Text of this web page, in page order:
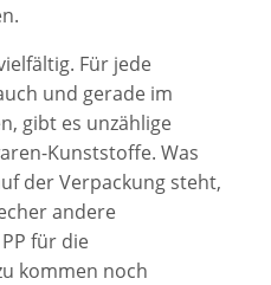
Für jede
und gerade im
gibt es unzählige
Kunststoffe. Was
der Verpackung steht,
andere
für die
kommen noch